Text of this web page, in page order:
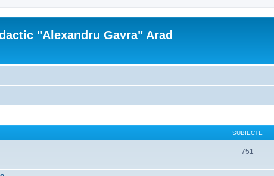
"Alexandru Gavra" Arad
SUBIECTE
751